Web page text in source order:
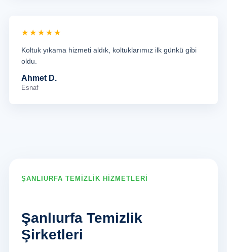
★★★★★
Koltuk yıkama hizmeti aldık, koltuklarımız ilk günkü gibi
oldu.
Ahmet D.
Esnaf
ŞANLIURFA TEMİZLİK HİZMETLERİ
Şanlıurfa Temizlik
Şirketleri